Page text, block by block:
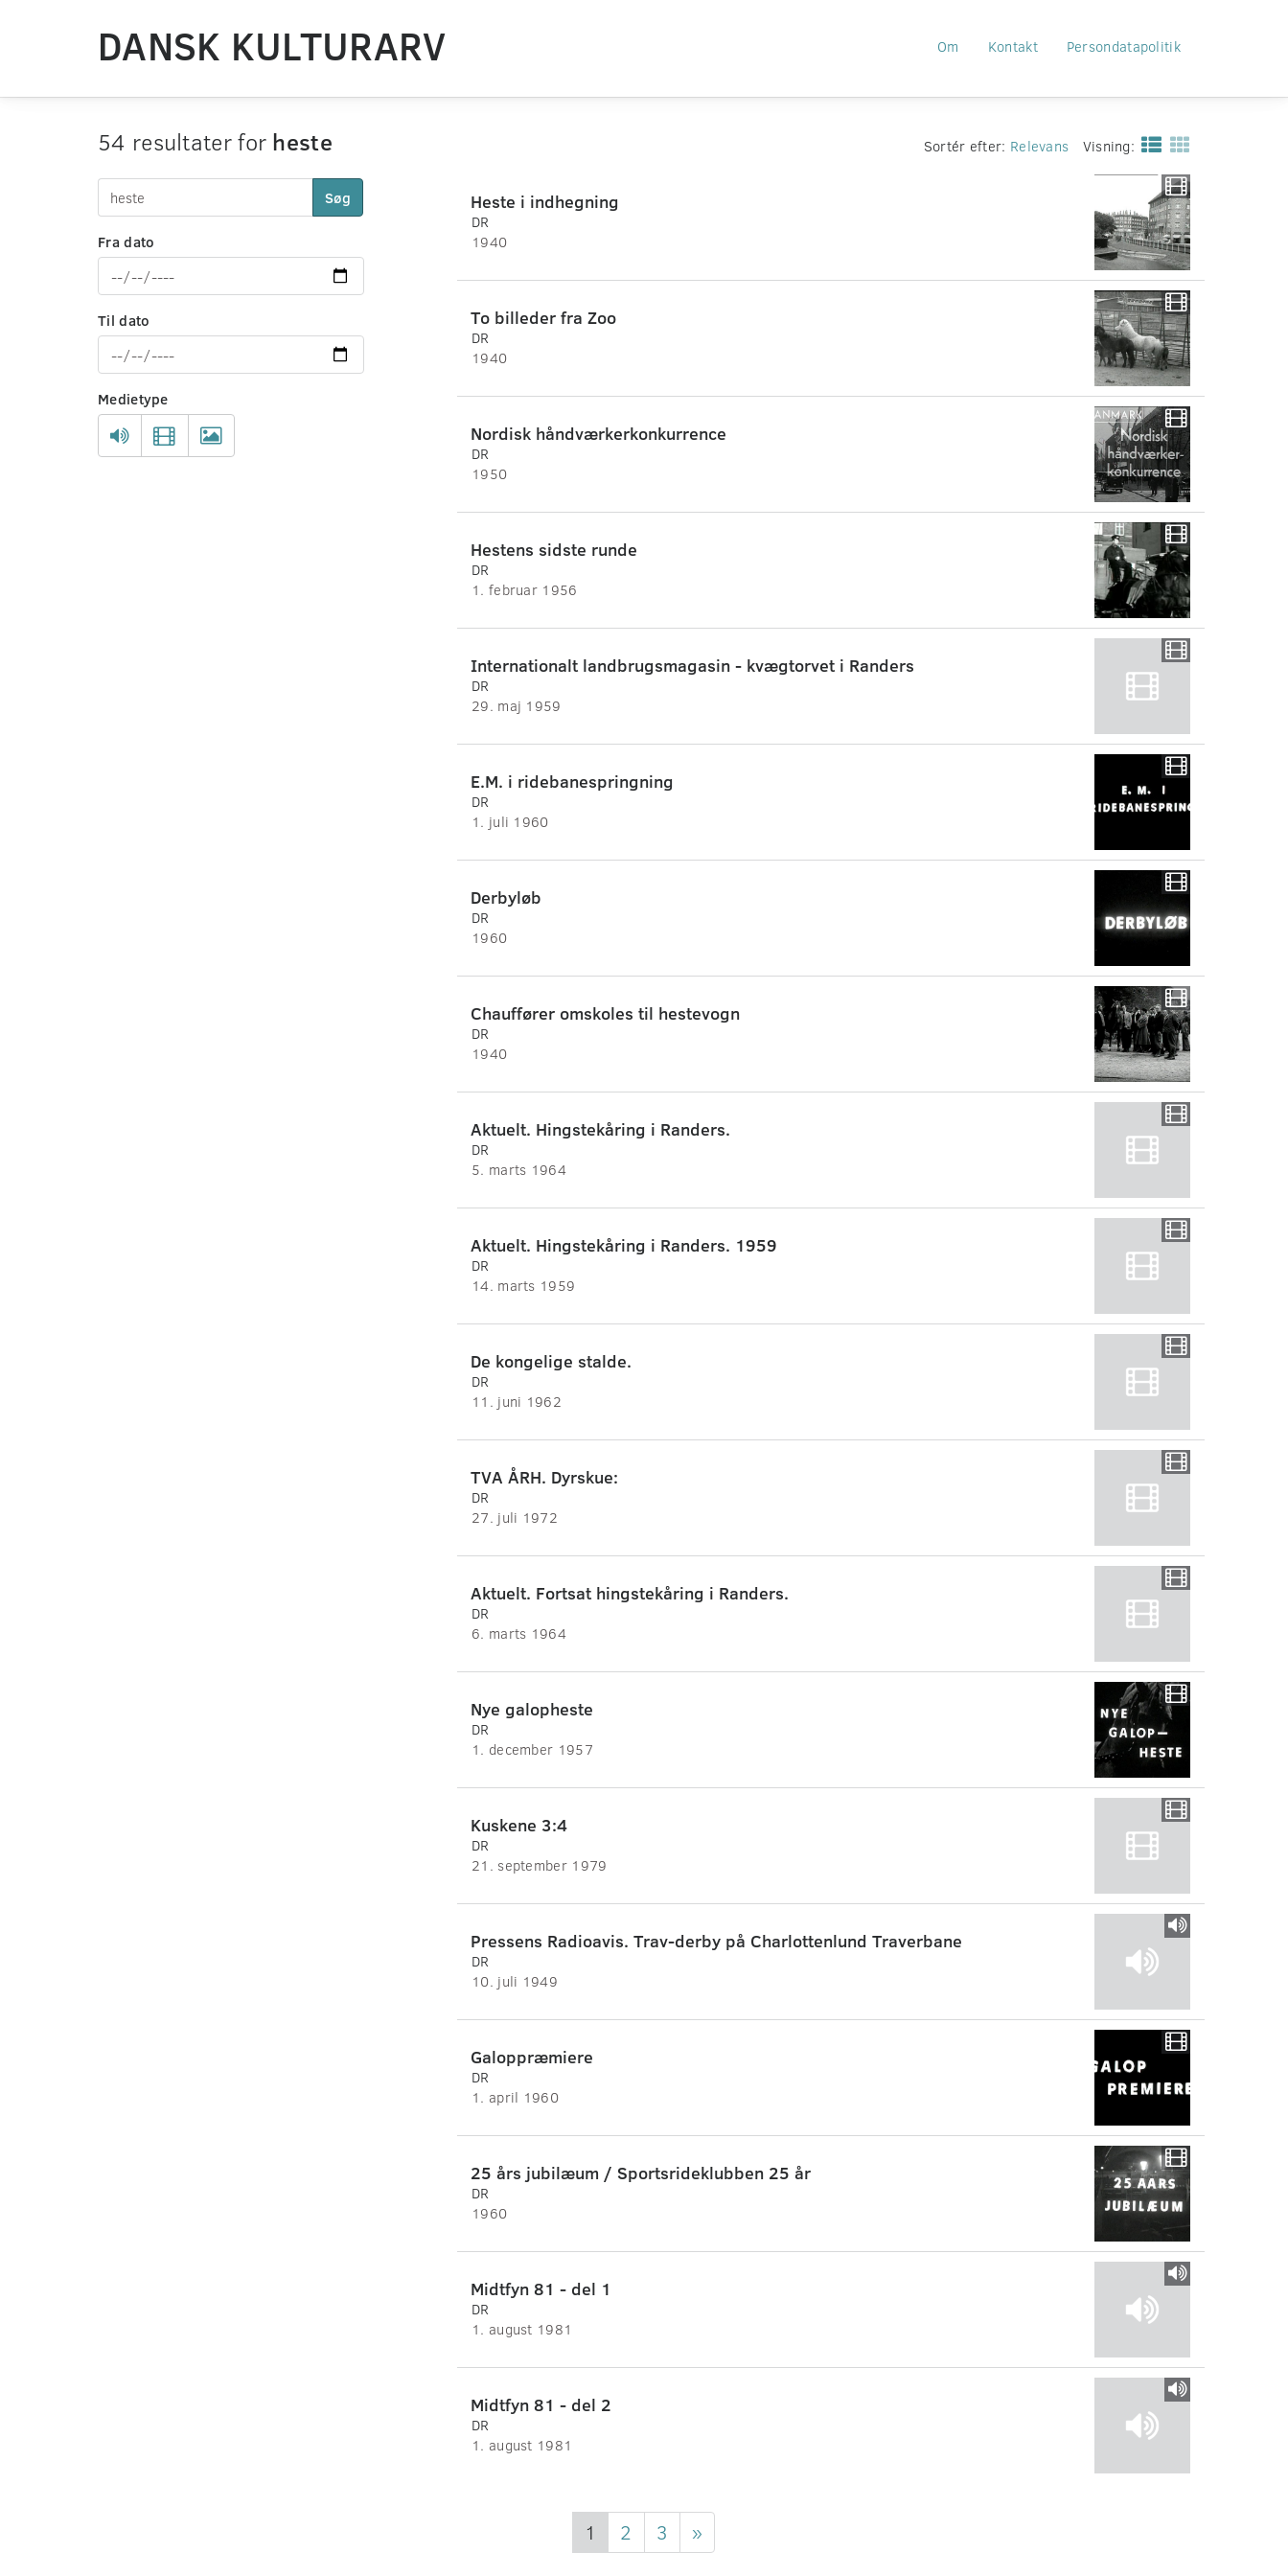
DANSK KULTURARV Om Kontakt Persondatapolitik
54 resultater for heste
Søg
Fra dato
Til dato
Medietype
Sortér efter: Relevans Visning:
Heste i indhegning
DR
1940
To billeder fra Zoo
DR
1940
Nordisk håndværkerkonkurrence
DR
1950
Hestens sidste runde
DR
1. februar 1956
Internationalt landbrugsmagasin - kvægtorvet i Randers
DR
29. maj 1959
E.M. i ridebanespringning
DR
1. juli 1960
Derbyløb
DR
1960
Chauffører omskoles til hestevogn
DR
1940
Aktuelt. Hingstekåring i Randers.
DR
5. marts 1964
Aktuelt. Hingstekåring i Randers. 1959
DR
14. marts 1959
De kongelige stalde.
DR
11. juni 1962
TVA ÅRH. Dyrskue:
DR
27. juli 1972
Aktuelt. Fortsat hingstekåring i Randers.
DR
6. marts 1964
Nye galopheste
DR
1. december 1957
Kuskene 3:4
DR
21. september 1979
Pressens Radioavis. Trav-derby på Charlottenlund Traverbane
DR
10. juli 1949
Galoppræmiere
DR
1. april 1960
25 års jubilæum / Sportsrideklubben 25 år
DR
1960
Midtfyn 81 - del 1
DR
1. august 1981
Midtfyn 81 - del 2
DR
1. august 1981
1 2 3 »